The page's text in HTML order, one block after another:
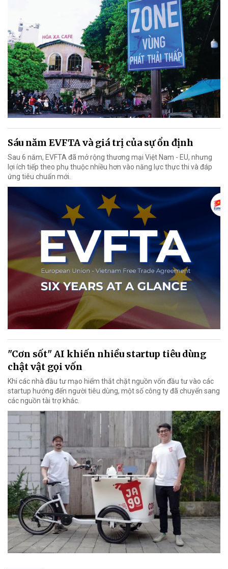
Sáu năm EVFTA và giá trị của sự ổn định
Sau 6 năm, EVFTA đã mở rộng thương mại Việt Nam - EU, nhưng
lợi ích tiếp theo phụ thuộc nhiều hơn vào năng lực thực thi và đáp
ứng tiêu chuẩn mới.
"Cơn sốt" AI khiến nhiều startup tiêu dùng
chật vật gọi vốn
Khi các nhà đầu tư mạo hiểm thắt chặt nguồn vốn đầu tư vào các
startup hướng đến người tiêu dùng, một số công ty đã chuyển sang
các nguồn tài trợ khác.